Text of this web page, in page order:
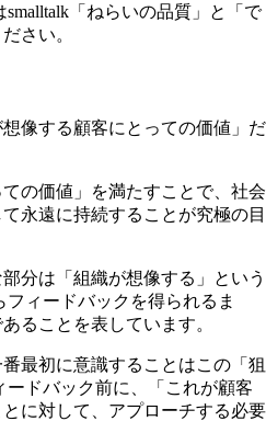
「ねらいの品質」と「で
さい。
想像する顧客にとっての価値」だ
の価値」を満たすことで、社会
永遠に持続することが究極の目
分は「組織が想像する」という
ィードバックを得られるま
ることを表しています。
最初に意識することはこの「狙
ードバック前に、「これが顧客
に対して、アプローチする必要